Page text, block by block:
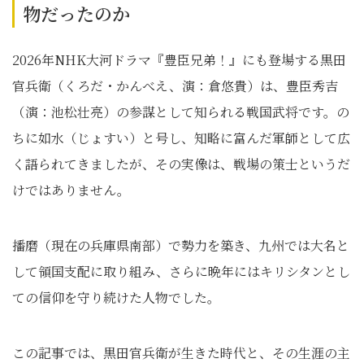
物だったのか
2026年NHK大河ドラマ『豊臣兄弟！』にも登場する黒田
官兵衛（くろだ・かんべえ、演：倉悠貴）は、豊臣秀吉
（演：池松壮亮）の参謀として知られる戦国武将です。の
ちに如水（じょすい）と号し、知略に富んだ軍師として広
く語られてきましたが、その実像は、戦場の策士というだ
けではありません。
播磨（現在の兵庫県南部）で勢力を築き、九州では大名と
して領国支配に取り組み、さらに晩年にはキリシタンとし
ての信仰を守り続けた人物でした。
この記事では、黒田官兵衛が生きた時代と、その生涯の主